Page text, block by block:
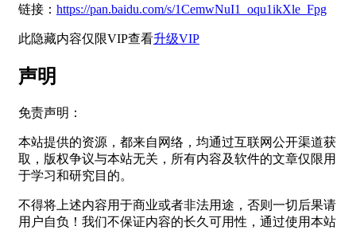
链接： https://pan.baidu.com/s/1CemwNuI1_oqu1ikXle_Fpg
此隐藏内容仅限VIP查看升级VIP
声明
免责声明：
本站提供的资源，都来自网络，均通过互联网公开渠道获
取，版权争议与本站无关，所有内容及软件的文章仅限用
于学习和研究目的。
不得将上述内容用于商业或者非法用途，否则一切后果请
用户自负！我们不保证内容的长久可用性，通过使用本站